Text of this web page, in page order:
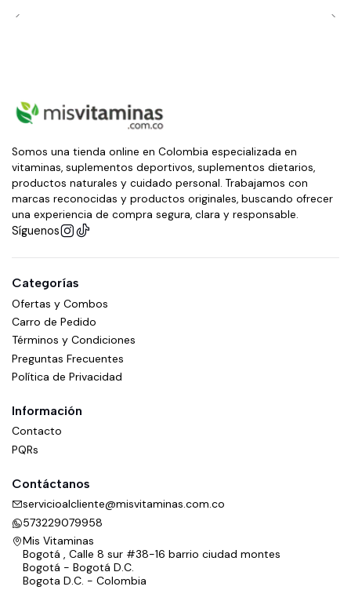
Somos una tienda online en Colombia especializada en
vitaminas, suplementos deportivos, suplementos dietarios,
productos naturales y cuidado personal. Trabajamos con
marcas reconocidas y productos originales, buscando ofrecer
una experiencia de compra segura, clara y responsable.
Síguenos
Categorías
Ofertas y Combos
Carro de Pedido
Términos y Condiciones
Preguntas Frecuentes
Política de Privacidad
Información
Contacto
PQRs
Contáctanos
servicioalcliente@misvitaminas.com.co
573229079958
Mis Vitaminas
Bogotá , Calle 8 sur #38-16 barrio ciudad montes
Bogotá - Bogotá D.C.
Bogota D.C. - Colombia